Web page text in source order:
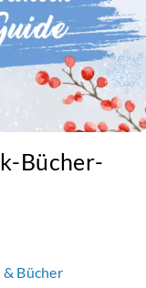
Bücher-
Bücher